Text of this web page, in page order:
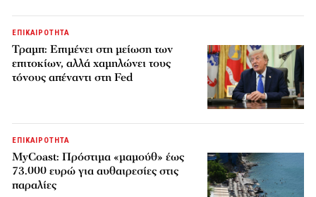
ΕΠΙΚΑΙΡΟΤΗΤΑ
Τραμπ: Επιμένει στη μείωση των
επιτοκίων, αλλά χαμηλώνει τους
τόνους απέναντι στη Fed
ΕΠΙΚΑΙΡΟΤΗΤΑ
MyCoast: Πρόστιμα «μαμούθ» έως
73.000 ευρώ για αυθαιρεσίες στις
παραλίες